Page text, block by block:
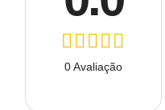
0 Avaliação